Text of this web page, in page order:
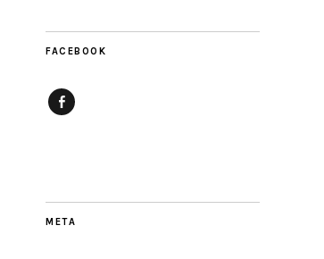
FACEBOOK
META